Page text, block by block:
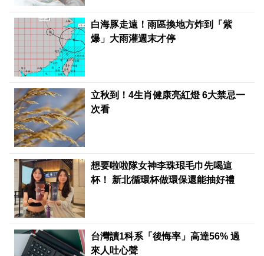
白海豚走遠！雨區換地方炸到「紫
爆」大雨灌週末才停
立秋到！4生肖健康亮紅燈 6大禁忌一
次看
想要啦啦隊女神李珠珢毛巾先喝這
杯！ 新北循環杯做環保還能抽好禮
台灣讀1科系「後悔率」高達56% 過
來人吐心聲